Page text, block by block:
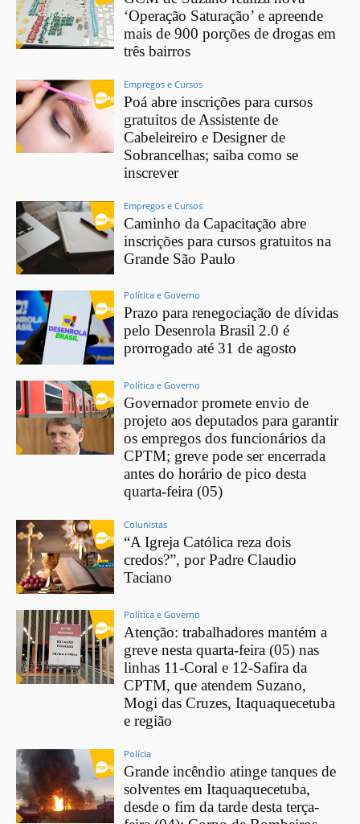
‘Operação Saturação’ e apreende
mais de 900 porções de drogas em
três bairros
Empregos e Cursos
Poá abre inscrições para cursos
gratuitos de Assistente de
Cabeleireiro e Designer de
Sobrancelhas; saiba como se
inscrever
Empregos e Cursos
Caminho da Capacitação abre
inscrições para cursos gratuitos na
Grande São Paulo
Política e Governo
Prazo para renegociação de dívidas
pelo Desenrola Brasil 2.0 é
prorrogado até 31 de agosto
Política e Governo
Governador promete envio de
projeto aos deputados para garantir
os empregos dos funcionários da
CPTM; greve pode ser encerrada
antes do horário de pico desta
quarta-feira (05)
Colunistas
“A Igreja Católica reza dois
credos?”, por Padre Claudio
Taciano
Política e Governo
Atenção: trabalhadores mantém a
greve nesta quarta-feira (05) nas
linhas 11-Coral e 12-Safira da
CPTM, que atendem Suzano,
Mogi das Cruzes, Itaquaquecetuba
e região
Polícia
Grande incêndio atinge tanques de
solventes em Itaquaquecetuba,
desde o fim da tarde desta terça-